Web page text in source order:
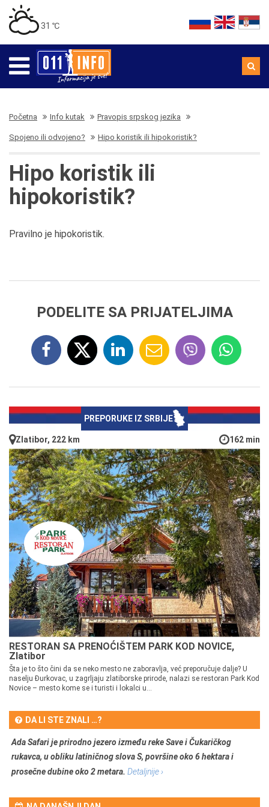
31 ℃
Početna Info kutak Pravopis srpskog jezika
Spojeno ili odvojeno? Hipo koristik ili hipokoristik?
Hipo koristik ili
hipokoristik?
Pravilno je hipokoristik.
PODELITE SA PRIJATELJIMA
PREPORUKE IZ SRBIJE
Zlatibor, 222 km 162 min
RESTORAN SA PRENOĆIŠTEM PARK KOD NOVICE,
Zlatibor
Šta je to što čini da se neko mesto ne zaboravlja, već preporučuje dalje? U
naselju Đurkovac, u zagrljaju zlatiborske prirode, nalazi se restoran Park Kod
Novice – mesto kome se i turisti i lokalci u...
DA LI STE ZNALI …?
Ada Safari je prirodno jezero između reke Save i Čukaričkog
rukavca, u obliku latiničnog slova S, površine oko 6 hektara i
prosečne dubine oko 2 metara. Detaljnije ›